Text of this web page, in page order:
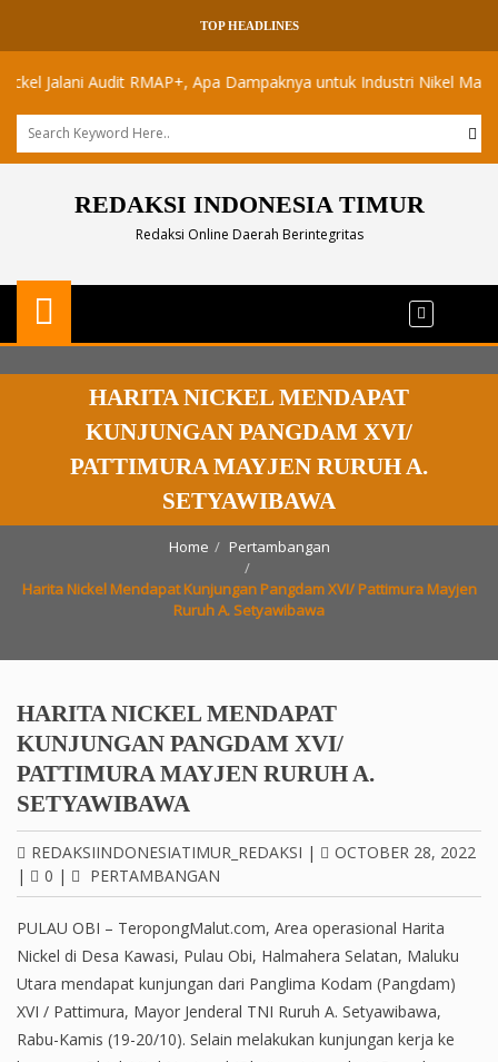
TOP HEADLINES
Audit RMAP+, Apa Dampaknya untuk Industri Nikel Maluku
REDAKSI INDONESIA TIMUR
Redaksi Online Daerah Berintegritas
HARITA NICKEL MENDAPAT
KUNJUNGAN PANGDAM XVI/
PATTIMURA MAYJEN RURUH A.
SETYAWIBAWA
Home Pertambangan
Harita Nickel Mendapat Kunjungan Pangdam XVI/ Pattimura Mayjen
Ruruh A. Setyawibawa
HARITA NICKEL MENDAPAT
KUNJUNGAN PANGDAM XVI/
PATTIMURA MAYJEN RURUH A.
SETYAWIBAWA
REDAKSIINDONESIATIMUR_REDAKSI |
OCTOBER 28, 2022
|
0 | PERTAMBANGAN
PULAU OBI – TeropongMalut.com, Area operasional Harita
Nickel di Desa Kawasi, Pulau Obi, Halmahera Selatan, Maluku
Utara mendapat kunjungan dari Panglima Kodam (Pangdam)
XVI / Pattimura, Mayor Jenderal TNI Ruruh A. Setyawibawa,
Rabu-Kamis (19-20/10). Selain melakukan kunjungan kerja ke